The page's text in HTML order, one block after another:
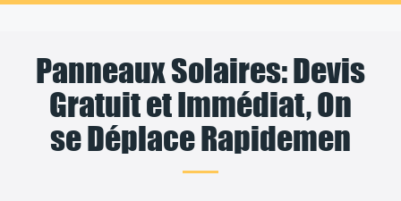
Panneaux Solaires: Devis
Gratuit et Immédiat, On
se Déplace Rapidemen